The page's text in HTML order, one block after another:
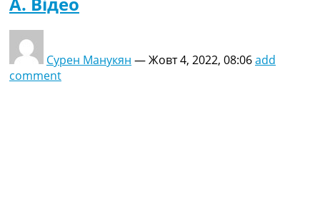
Сурен Манукян —Жовт 4, 2022, 08:06add
comment